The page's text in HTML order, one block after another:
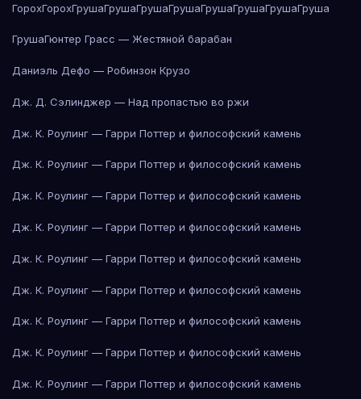
ГорохГорохГрушаГрушаГрушаГрушаГрушаГрушаГрушаГруша
ГрушаГюнтер Грасс — Жестяной барабан
Даниэль Дефо — Робинзон Крузо
Дж. Д. Сэлинджер — Над пропастью во ржи
Дж. К. Роулинг — Гарри Поттер и философский камень
Дж. К. Роулинг — Гарри Поттер и философский камень
Дж. К. Роулинг — Гарри Поттер и философский камень
Дж. К. Роулинг — Гарри Поттер и философский камень
Дж. К. Роулинг — Гарри Поттер и философский камень
Дж. К. Роулинг — Гарри Поттер и философский камень
Дж. К. Роулинг — Гарри Поттер и философский камень
Дж. К. Роулинг — Гарри Поттер и философский камень
Дж. К. Роулинг — Гарри Поттер и философский камень